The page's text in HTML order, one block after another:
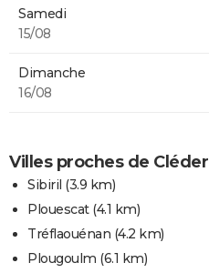
Samedi
15/08
Dimanche
16/08
Villes proches de Cléder
Sibiril (3.9 km)
Plouescat(4.1 km)
Tréflaouénan (4.2 km)
Plougoulm (6.1 km)